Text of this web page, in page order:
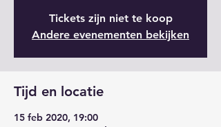
Tickets zijn niet te koop
Andere evenementen bekijken
Tijd en locatie
15 feb 2020, 19:00